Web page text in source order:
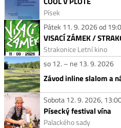
Písek
Pátek 11. 9. 2026 od
VISACÍ ZÁMEK /
Strakonice Letní kino
so 12. – ne 13. 9. 2026
Závod inline slalom a
Sobota 12. 9. 2026,
Písecký festival vína
Palackého sady